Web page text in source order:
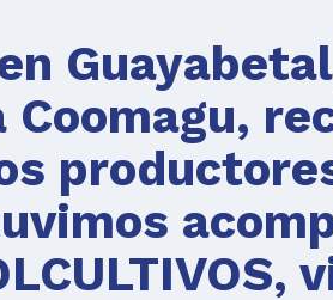
Coomagu,